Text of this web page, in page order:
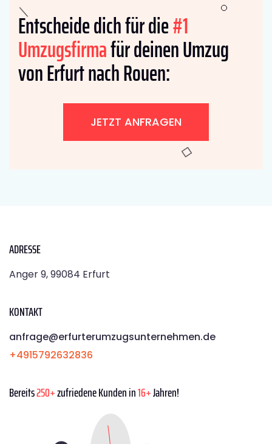
Entscheide dich für die#1
Umzugsfirmafür deinen Umzug
von Erfurt nach Rouen:
JETZT ANFRAGEN
ADRESSE
Anger 9, 99084 Erfurt
KONTAKT
anfrage@erfurterumzugsunternehmen.de
+4915792632836
Bereits250+zufriedene Kunden in16+Jahren!